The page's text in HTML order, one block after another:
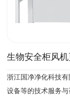
生物安全柜风
浙江国净净化科技
设备等的技术服务与